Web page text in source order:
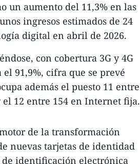
un aumento del 11,3% en las
ingresos estimados de 24
digital en abril de 2026.
con cobertura 3G y 4G
91,9%, cifra que se prevé
además el puesto 11 entre
12 entre 154 en Internet fija.
de la transformación
nuevas tarjetas de identidad
de identificación electrónica